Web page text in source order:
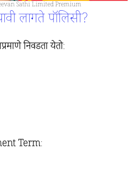
Sathi Limited Premium
लागते पॉलिसी?
निवडता येतो:
Term: